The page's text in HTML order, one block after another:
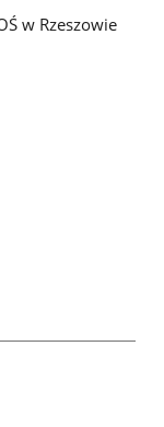
w Rzeszowie